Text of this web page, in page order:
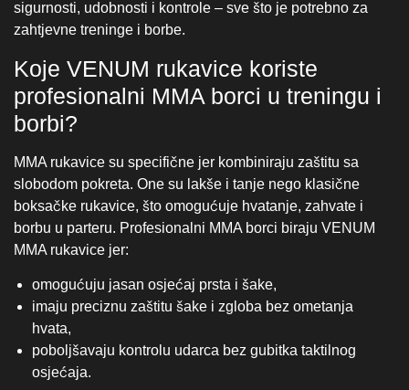
boksačke rukavice, što omogućuje hvatanje, zahvate i
borbu u parteru. Profesionalni MMA borci biraju VENUM
omogućuju jasan osjećaj prsta i šake,
imaju preciznu zaštitu šake i zgloba bez ometanja
hvata,
poboljšavaju kontrolu udarca bez gubitka taktilnog
osjećaja.
S druge strane, boksačke rukavice za trening i sparing
koriste se kad je fokus na udarcima. Profesionalci u
zaštitu partnera,
apsorpciju intenzivnih udaraca,
pouzdanu potporu zglobovima.
VENUM boksačke rukavice imaju visoko‑gusto pjenastu